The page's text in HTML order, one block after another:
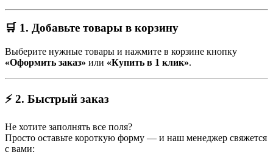
🛒 1. Добавьте товары в корзину
Выберите нужные товары и нажмите в корзине кнопку
«Оформить заказ» или «Купить в 1 клик».
⚡ 2. Быстрый заказ
Не хотите заполнять все поля?
Просто оставьте короткую форму — и наш менеджер свяжется
с вами: